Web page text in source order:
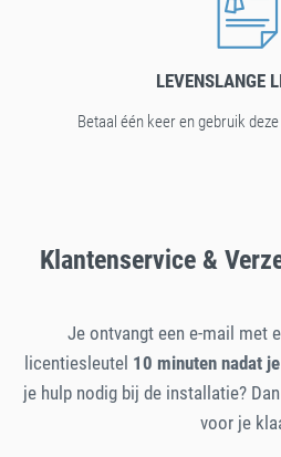
LEVENSLANGE
Betaal één keer en gebruik
Klantenservice &
Je ontvangt een e-mail met
licentiesleutel 10 minuten nadat
je hulp nodig bij de installatie?
voor je